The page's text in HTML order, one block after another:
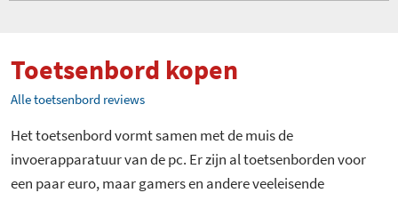
Toetsenbord kopen
Alle toetsenbord reviews
Het toetsenbord vormt samen met de muis de
invoerapparatuur van de pc. Er zijn al toetsenborden voor
een paar euro, maar gamers en andere veeleisende